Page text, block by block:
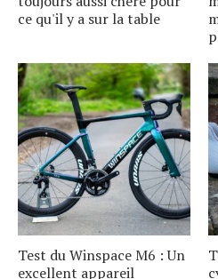
ce qu'il y a sur la table
Test du Winspace M6 : Un
excellent appareil